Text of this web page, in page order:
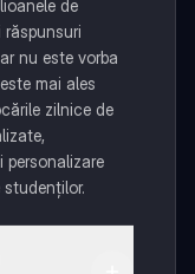
de
răspunsuri
nu este vorba
mai ales
zilnice de